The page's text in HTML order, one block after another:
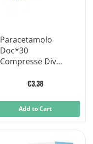
Paracetamolo
Doc*30
Compresse Div
€3.38
Add to Cart